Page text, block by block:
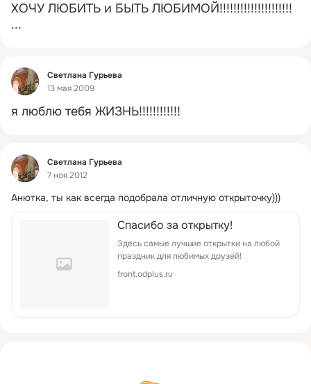
ХОЧУ ЛЮБИТЬ и БЫТЬ ЛЮБИМОЙ!!!!!!!!!!!!!!!!!!!!!
...
Фид
Светлана Гурьева
13 мая 2009
я люблю тебя ЖИЗНЬ!!!!!!!!!!!!
Фид
Светлана Гурьева
7 ноя 2012
Анютка, ты как всегда подобрала отличную открыточку)))
Спасибо за открытку!
Здесь самые лучшие открытки на любой
праздник для любимых друзей!
front.odplus.ru